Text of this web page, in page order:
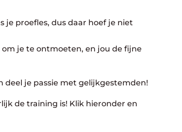
je proefles, dus daar hoef je niet
je te ontmoeten, en jou de fijne
deel je passie met gelijkgestemden!
de training is! Klik hieronder en